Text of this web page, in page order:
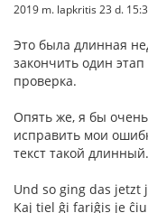
2019 m. lapkritis 23 d.
Это была длинная
закончить один
проверка.
Опять же, я бы
исправить мои
текст такой длинный.
Und so ging das jetzt
Kaj tiel ĝi fariĝis je